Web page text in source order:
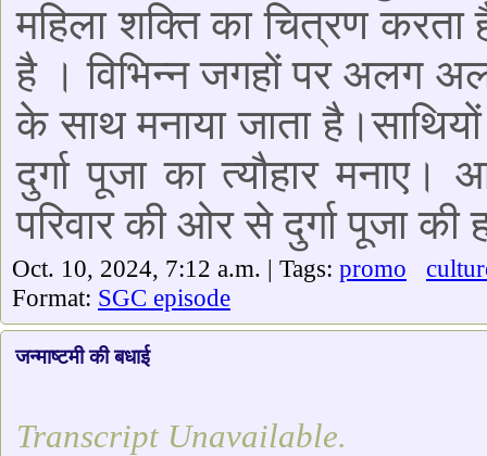
महिला शक्ति का चित्रण करता
है । विभिन्न जगहों पर अलग
के साथ मनाया जाता
दुर्गा पूजा का त्यौहार
परिवार की ओर से दुर्गा पूजा की
Oct. 10, 2024, 7:12 a.m. | Tags: promo
Format: SGC episode
जन्माष्टमी की बधाई
Transcript Unavailable.